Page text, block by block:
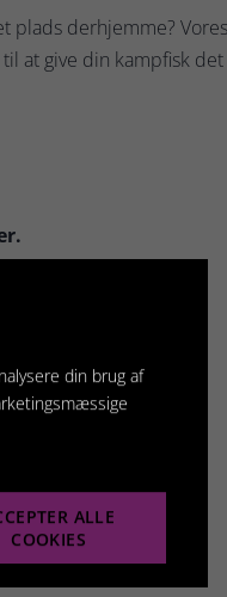
derhjemme?
at give din kampfisk
vandmiljøer.
eller stuen.
din brug af
ALLE
COOKIES